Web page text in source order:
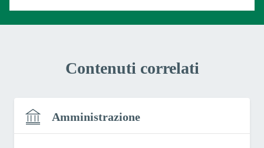
Contenuti correlati
Amministrazione